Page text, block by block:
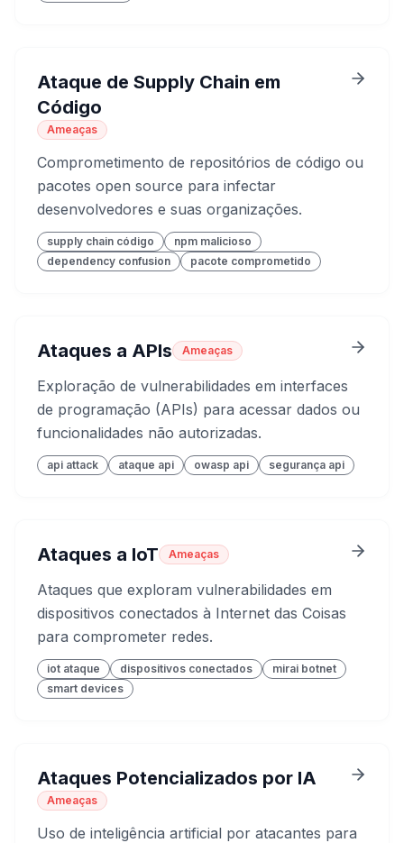
Ataque de Supply Chain em
Código
Ameaças
Comprometimento de repositórios de código ou
pacotes open source para infectar
desenvolvedores e suas organizações.
supply chain código
npm malicioso
dependency confusion
pacote comprometido
Ataques a APIs Ameaças
Exploração de vulnerabilidades em interfaces
de programação (APIs) para acessar dados ou
funcionalidades não autorizadas.
api attack ataque api owasp api segurança api
Ataques a IoT Ameaças
Ataques que exploram vulnerabilidades em
dispositivos conectados à Internet das Coisas
para comprometer redes.
iot ataque dispositivos conectados
mirai botnet
smart devices
Ataques Potencializados por IA
Ameaças
Uso de inteligência artificial por atacantes para